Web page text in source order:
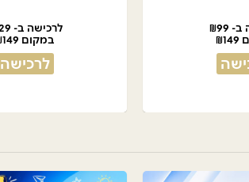
לרכישה ב- ₪129
במקום ₪149
לרכישה
₪99